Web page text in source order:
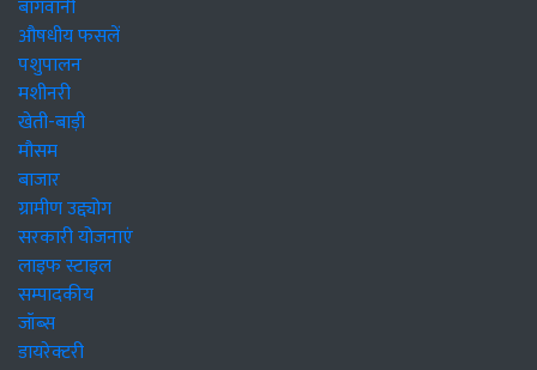
बागवानी
औषधीय फसलें
पशुपालन
मशीनरी
खेती-बाड़ी
मौसम
बाजार
ग्रामीण उद्द्योग
सरकारी योजनाएं
लाइफ स्टाइल
सम्पादकीय
जॉब्स
डायरेक्टरी